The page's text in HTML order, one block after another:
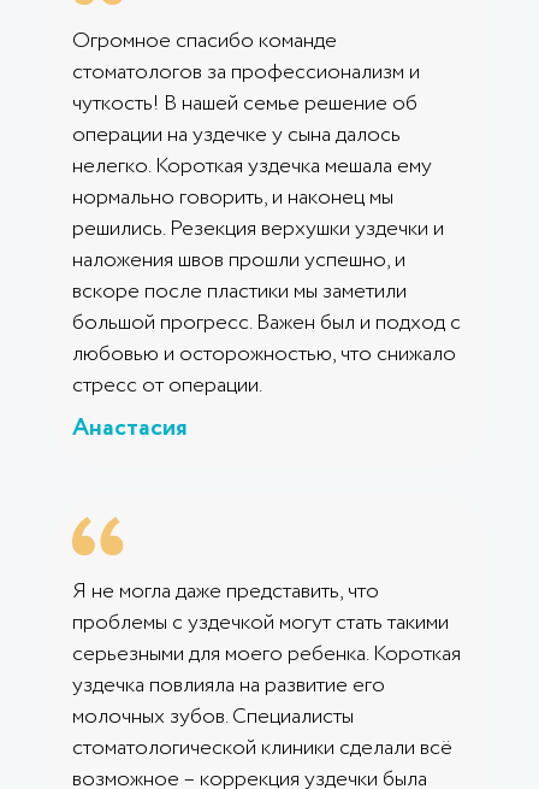
Огромное спасибо команде
стоматологов за профессионализм и
чуткость! В нашей семье решение об
операции на уздечке у сына далось
нелегко. Короткая уздечка мешала ему
нормально говорить, и наконец мы
решились. Резекция верхушки уздечки и
наложения швов прошли успешно, и
вскоре после пластики мы заметили
большой прогресс. Важен был и подход с
любовью и осторожностью, что снижало
стресс от операции.
Анастасия
Я не могла даже представить, что
проблемы с уздечкой могут стать такими
серьезными для моего ребенка. Короткая
уздечка повлияла на развитие его
молочных зубов. Специалисты
стоматологической клиники сделали всё
возможное – коррекция уздечки была